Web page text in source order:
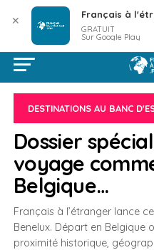
DESTINATIONS AU BANC
Dossier
voyage
Belgique…
Français à l’étranger lance
Benelux. Départ en Belgique
proximité historique,
✕ Français à
GRATUIT
Sur Google Play